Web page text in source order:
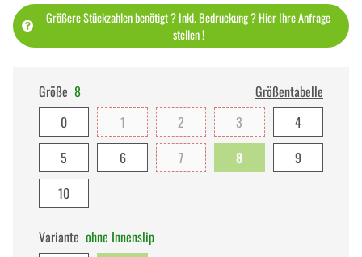
Größere Stückzahlen benötigt ? Inkl. Bedruckung ? Hier Ihre Anfrage
stellen !
Größe 8
Größentabelle
0
1 2 3
4
5
6 7 8
9
10
Variante ohne Innenslip